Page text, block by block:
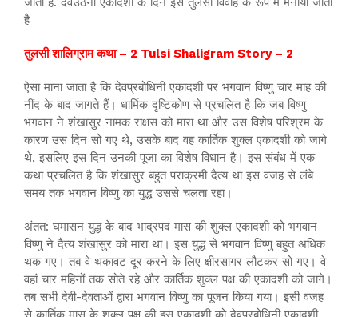
है
तुलसी शालिग्राम कथा – 2 Tulsi Shaligram Story – 2
ऐसा माना जाता है कि देवप्रबोधिनी एकादशी पर भगवान विष्णु चार माह की
नींद के बाद जागते हैं। धार्मिक दृष्टिकोण से प्रचलित है कि जब विष्णु
भगवान ने शंखासुर नामक राक्षस को मारा था और उस विशेष परिश्रम के
कारण उस दिन सो गए थे, उसके बाद वह कार्तिक शुक्ल एकादशी को जागे
थे, इसलिए इस दिन उनकी पूजा का विशेष विधान है। इस संबंध में एक
कथा प्रचलित है कि शंखासुर बहुत पराक्रमी दैत्य था इस वजह से लंबे
समय तक भगवान विष्णु का युद्ध उससे चलता रहा।
अंतत: घमासन युद्ध के बाद भाद्रपद मास की शुक्ल एकादशी को भगवान
विष्णु ने दैत्य शंखासुर को मारा था। इस युद्ध से भगवान विष्णु बहुत अधिक
थक गए। तब वे थकावट दूर करने के लिए क्षीरसागर लौटकर सो गए। वे
वहां चार महिनों तक सोते रहे और कार्तिक शुक्ल पक्ष की एकादशी को जागे।
तब सभी देवी-देवताओं द्वारा भगवान विष्णु का पूजन किया गया। इसी वजह